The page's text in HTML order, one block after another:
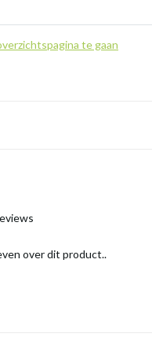
te gaan
over dit product..